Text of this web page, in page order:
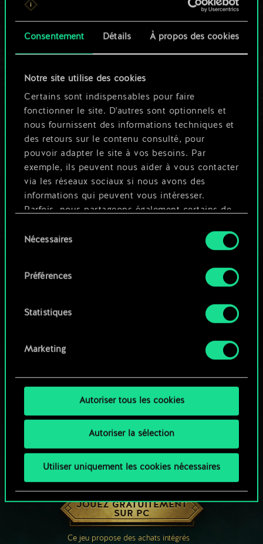
Consentement Détails À propos des cookies
Notre site utilise des cookies
Certains sont indispensables pour faire
fonctionner le site. D'autres sont optionnels et
nous fournissent des informations techniques et
des retours sur le contenu consulté, pour
pouvoir adapter le site à vos besoins. Par
exemple, ils peuvent nous aider à vous contacter
via les réseaux sociaux si nous avons des
informations qui peuvent vous intéresser.
Parfois, nous partageons également certains de
ces cookies optionnels ne seront appliqués
Vous pouvez consulter tous les détails sur notre
préférences dans le menu "Paramètres" ci-
duNécessaires
Préférences
Statistiques
Marketing
Autoriser tous les cookies
Autoriser la sélection
Utiliser uniquement les cookies nécessaires
n'est qu'un jeu de
cartes partagé.
Mais cela peut être
tellement plus !
Nommer ce jeu et créer un guide
OU
Parcourir les jeux de la communauté
UNE PETITE PARTIE DE GWENT ?
JOUEZ GRATUITEMENT
SUR PC
Ce jeu propose des achats intégrés